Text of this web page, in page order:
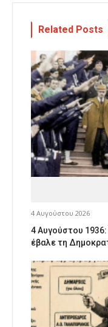
Related Posts
4 Αυγούστου 2026
4 Αυγούστου
έβαλε τη